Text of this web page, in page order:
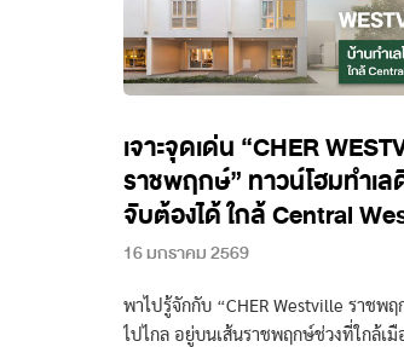
เจาะจุดเด่น “CHER
ราชพฤกษ์” ทาวน์โฮมทำเล
จับต้องได้ ใกล้ Central
16 มกราคม 2569
พาไปรู้จักกับ “CHER Westville ราชพ
ไปไกล อยู่บนเส้นราชพฤกษ์ช่วงที่ใกล้เมื